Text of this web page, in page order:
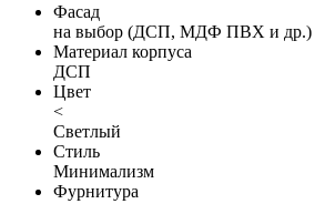
Фасад
на выбор (ДСП, МДФ ПВХ и др.)
Материал корпуса
ДСП
Цвет
<
Светлый
Стиль
Минимализм
Фурнитура